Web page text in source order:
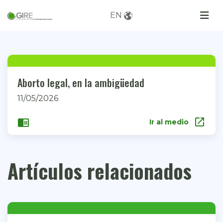
EN
Aborto legal, en la ambigüedad
11/05/2026
chrome_reader_mode Ir al medio open_in_new
Artículos relacionados